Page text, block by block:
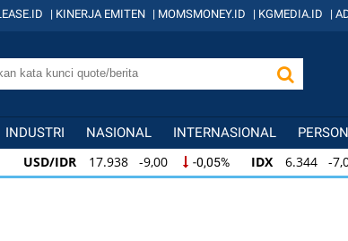
| KINERJA EMITEN | MOMSMONEY.ID | KGMEDIA.ID |
INDUSTRI NASIONAL INTERNASIONAL
17.938 -9,00 -0,05% IDX 6.344 -7,01 -
17.938 -9,00 -0,05% IDX 6.344 -7,01 -